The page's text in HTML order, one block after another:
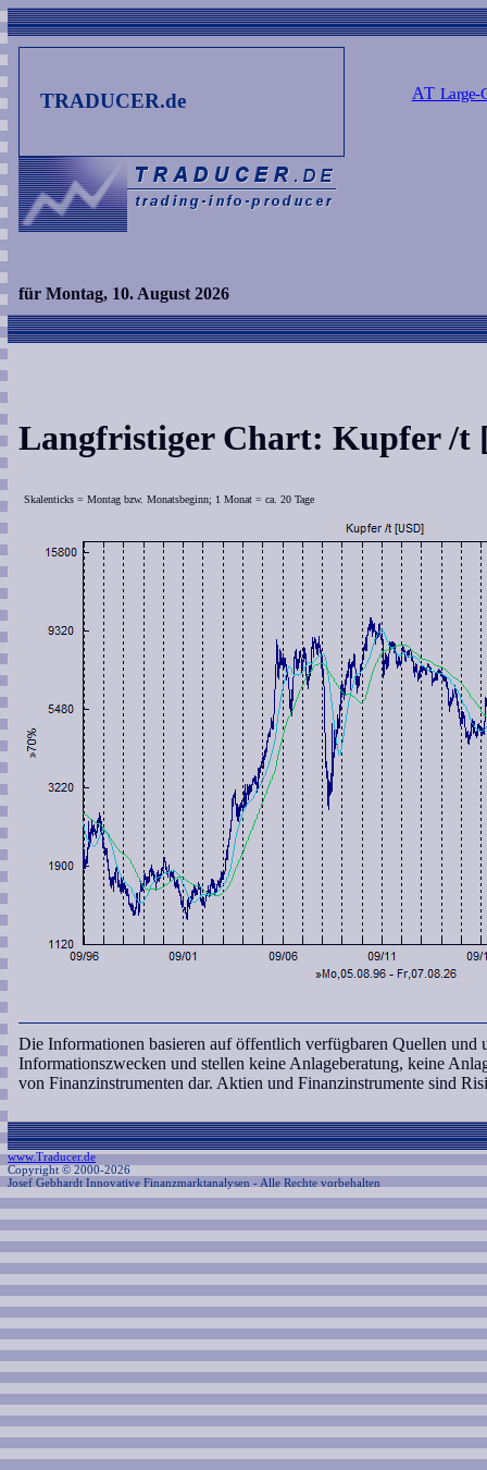
TRADUCER.de AT Large-
für Montag, 10. August 2026
Langfristiger Chart: Kupfer /t
Skalenticks = Montag bzw. Monatsbeginn; 1 Monat = ca. 20 Tage
Die Informationen basieren auf öffentlich verfügbaren Quellen und
Informationszwecken und stellen keine Anlageberatung, keine
von Finanzinstrumenten dar. Aktien und Finanzinstrumente sind
www.Traducer.de
Copyright © 2000-2026
Josef Gebhardt Innovative Finanzmarktanalysen - Alle Rechte vorbehalten